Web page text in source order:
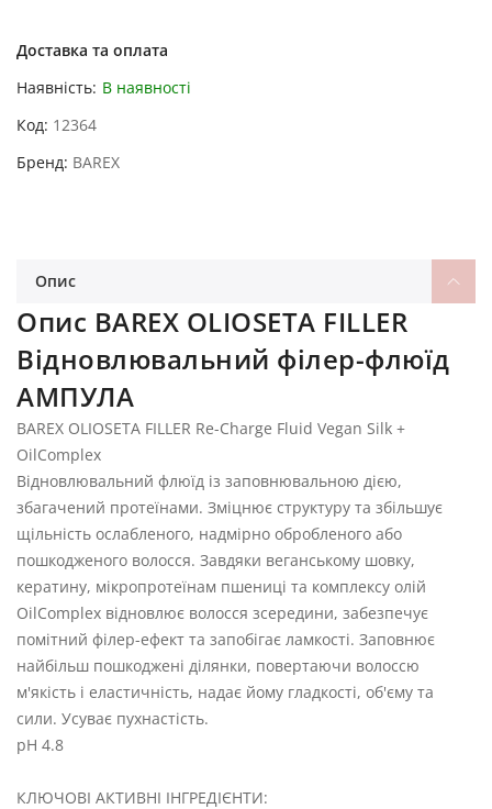
Доставка та оплата
Наявність: В наявності
Код 12364
Бренд BAREX
Опис
Опис BAREX OLIOSETA FILLER
Відновлювальний філер-флюїд
АМПУЛА
BAREX OLIOSETA FILLER Re-Charge Fluid Vegan Silk +
OilComplex
Відновлювальний флюїд із заповнювальною дією,
збагачений протеїнами. Зміцнює структуру та збільшує
щільність ослабленого, надмірно обробленого або
пошкодженого волосся. Завдяки веганському шовку,
кератину, мікропротеїнам пшениці та комплексу олій
OilComplex відновлює волосся зсередини, забезпечує
помітний філер-ефект та запобігає ламкості. Заповнює
найбільш пошкоджені ділянки, повертаючи волоссю
м'якість і еластичність, надає йому гладкості, об'єму та
сили. Усуває пухнастість.
pH 4.8
КЛЮЧОВІ АКТИВНІ ІНГРЕДІЄНТИ: